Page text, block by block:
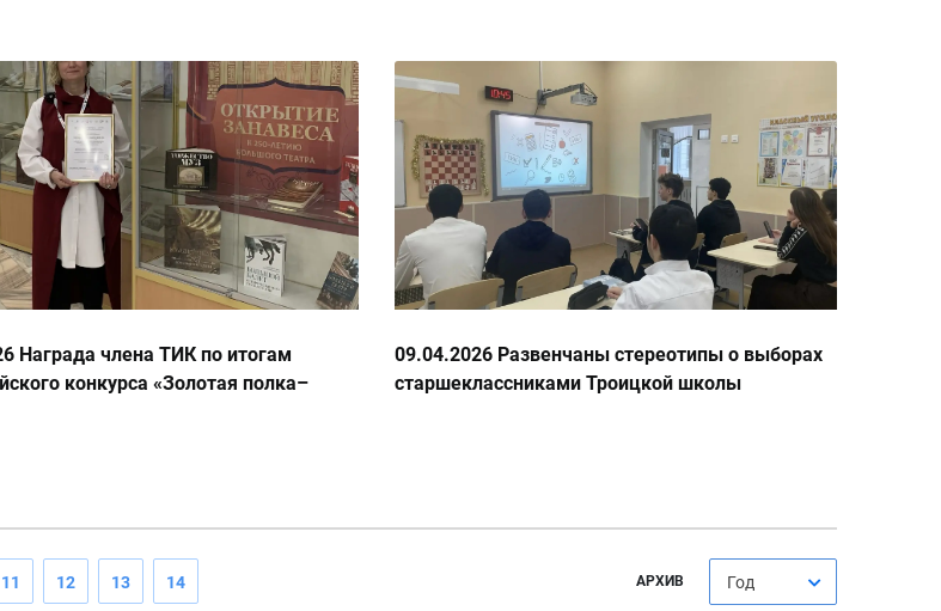
Награда члена ТИК по итогам
конкурса «Золотая полка–
09.04.2026 Развенчаны стереотипы о выборах
старшеклассниками Троицкой школы
11 12 13 14 АРХИВ Год